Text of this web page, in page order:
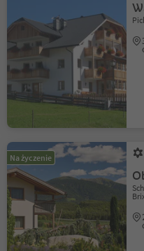
Na życzenie